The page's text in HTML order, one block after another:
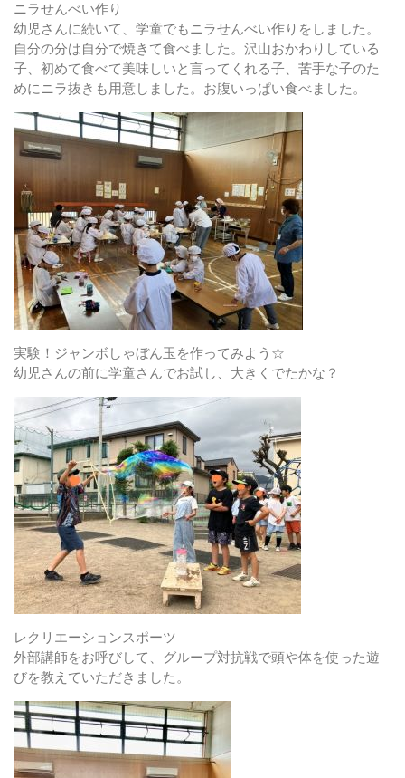
ニラせんべい作り
幼児さんに続いて、学童でもニラせんべい作りをしました。
自分の分は自分で焼きて食べました。沢山おかわりしている
子、初めて食べて美味しいと言ってくれる子、苦手な子のた
めにニラ抜きも用意しました。お腹いっぱい食べました。
実験！ジャンボしゃぼん玉を作ってみよう☆
幼児さんの前に学童さんでお試し、大きくでたかな？
レクリエーションスポーツ
外部講師をお呼びして、グループ対抗戦で頭や体を使った遊
びを教えていただきました。